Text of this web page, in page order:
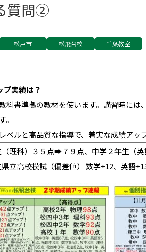
質問②
松戸市 松飛台校 千葉教室
プ実績は？
科書準拠の教材を使います。講習時に
。
ベルと高品質な指導で、着実な成績アッ
（理科）３５点➡７９点、中学２年生（
県立高校模試（偏差値） 数学+12、英語